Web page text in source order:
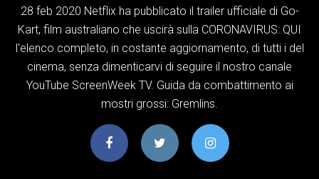
28 feb 2020 Netflix ha pubblicato il trailer ufficiale di Go-
Kart, film australiano che uscirà sulla CORONAVIRUS: QUI
l'elenco completo, in costante aggiornamento, di tutti i del
cinema, senza dimenticarvi di seguire il nostro canale
YouTube ScreenWeek TV. Guida da combattimento ai
mostri grossi: Gremlins.